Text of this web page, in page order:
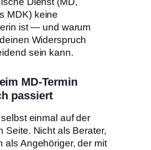
MDK) keine
ist — und warum
Widerspruch
sein kann.
MD-Termin
passiert
einmal auf der
Seite. Nicht als Berater,
als Angehöriger, der mit